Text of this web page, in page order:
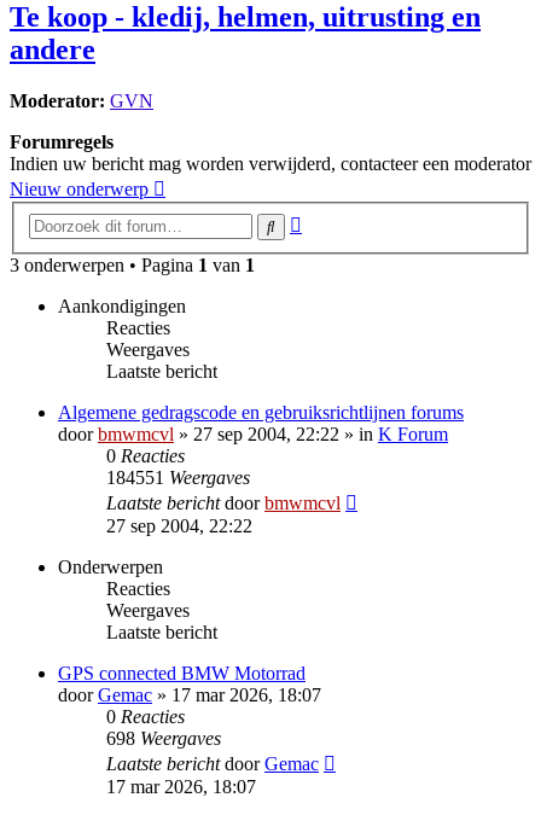
Te koop - kledij, helmen, uitrusting en
andere
Moderator: GVN
Forumregels
Indien uw bericht mag worden verwijderd, contacteer een moderator
Nieuw onderwerp
Zoek
3 onderwerpen • Pagina 1 van 1
Aankondigingen
Reacties
Weergaves
Laatste bericht
Algemene gedragscode en gebruiksrichtlijnen forums
doorbmwmcvl » 27 sep 2004, 22:22 » in K Forum
0 Reacties
184551 Weergaves
Laatste berichtdoorbmwmcvl
27 sep 2004, 22:22
Onderwerpen
Reacties
Weergaves
Laatste bericht
GPS connected BMW Motorrad
doorGemac » 17 mar 2026, 18:07
0 Reacties
698 Weergaves
Laatste berichtdoorGemac
17 mar 2026, 18:07